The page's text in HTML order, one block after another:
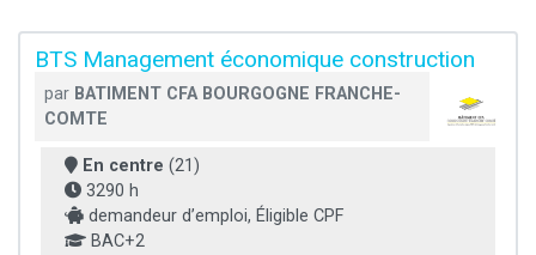
BTS Management économique construction
par BATIMENT CFA BOURGOGNE FRANCHE-
COMTE
En centre (21)
3290 h
demandeur d’emploi, Éligible CPF
BAC+2